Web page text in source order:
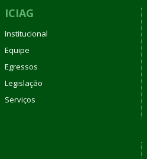
ICIAG
Institucional
Equipe
Egressos
Legislação
Serviços